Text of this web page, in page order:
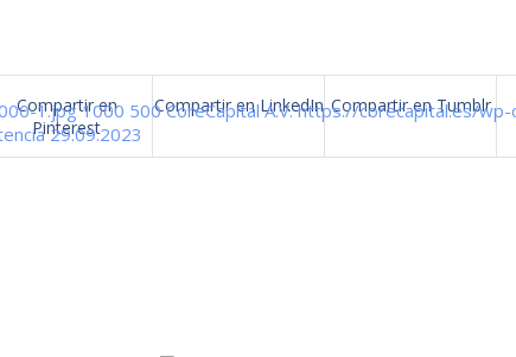
Compartir en
Pinterest
Compartir en LinkedIn Compartir en Tumblr
1.jpg 1000 500 CoreCapital A.V. https://corecapital.es/
29.09.2023